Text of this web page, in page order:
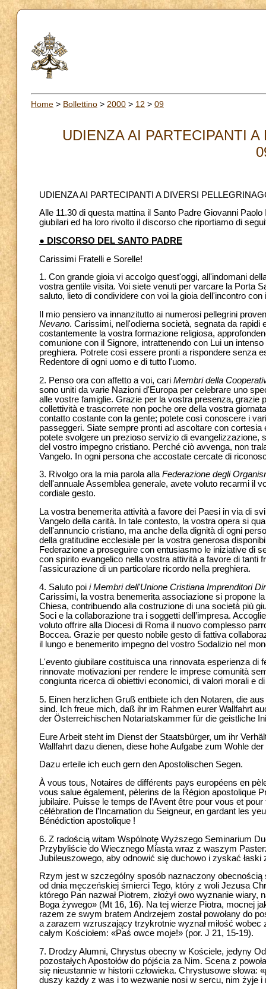
Home > Bollettino > 2000 > 12 > 09
UDIENZA AI PARTECIPANTI
UDIENZA AI PARTECIPANTI A DIVERSI
Alle 11.30 di questa mattina il Santo Padre Giovanni
giubilari ed ha loro rivolto il discorso che riportiamo di
● DISCORSO DEL SANTO PADRE
Carissimi Fratelli e Sorelle!
1. Con grande gioia vi accolgo quest'oggi, all'indomani
vostra gentile visita. Voi siete venuti per varcare la Porta
saluto, lieto di condividere con voi la gioia dell'incontro con
Il mio pensiero va innanzitutto ai numerosi pellegrini
Nevano. Carissimi, nell'odierna società, segnata da
costantemente la vostra formazione religiosa,
comunione con il Signore, intrattenendo con Lui un
preghiera. Potrete così essere pronti a rispondere senza
Redentore di ogni uomo e di tutto l'uomo.
2. Penso ora con affetto a voi, cari Membri della
sono uniti da varie Nazioni d'Europa per celebrare uno
alle vostre famiglie. Grazie per la vostra presenza, grazie
collettività e trascorrete non poche ore della vostra
contatto costante con la gente; potete così conoscere i
passeggeri. Siate sempre pronti ad ascoltare con
potete svolgere un prezioso servizio di evangelizzazione,
del vostro impegno cristiano. Perché ciò avvenga, non
Vangelo. In ogni persona che accostate cercate di
3. Rivolgo ora la mia parola allaFederazione degli
dell'annuale Assemblea generale, avete voluto recarmi il
cordiale gesto.
La vostra benemerita attività a favore dei Paesi in via di
Vangelo della carità. In tale contesto, la vostra opera si
dell'annuncio cristiano, ma anche della dignità di ogni
della gratitudine ecclesiale per la vostra generosa
Federazione a proseguire con entusiasmo le iniziative di
con spirito evangelico nella vostra attività a favore di tanti
l'assicurazione di un particolare ricordo nella preghiera.
4. Saluto poi i Membri dell'Unione Cristiana Imprenditori
Carissimi, la vostra benemerita associazione si propone
Chiesa, contribuendo alla costruzione di una società più
Soci e la collaborazione tra i soggetti dell’impresa.
voluto offrire alla Diocesi di Roma il nuovo complesso
Boccea. Grazie per questo nobile gesto di fattiva
il lungo e benemerito impegno del vostro Sodalizio nel
L'evento giubilare costituisca una rinnovata esperienza
rinnovate motivazioni per rendere le imprese comunità
congiunta ricerca di obiettivi economici, di valori morali e
5. Einen herzlichen Gruß entbiete ich den Notaren, die
sind. Ich freue mich, daß ihr im Rahmen eurer Wallfahrt
der Österreichischen Notariatskammer für die geistliche
Eure Arbeit steht im Dienst der Staatsbürger, um ihr
Wallfahrt dazu dienen, diese hohe Aufgabe zum Wohle
Dazu erteile ich euch gern den Apostolischen Segen.
À vous tous, Notaires de différents pays européens en
vous salue également, pèlerins de la Région apostolique
jubilaire. Puisse le temps de l’Avent être pour vous et
célébration de l’Incarnation du Seigneur, en gardant les
Bénédiction apostolique !
6. Z radością witam Wspólnotę Wyższego Seminarium
Przybyliście do Wiecznego Miasta wraz z waszym
Jubileuszowego, aby odnowić się duchowo i zyskać
Rzym jest w szczególny sposób naznaczony obecnością
od dnia męczeńskiej śmierci Tego, który z woli Jezusa
którego Pan nazwał Piotrem, złożył owo wyznanie
Boga żywego» (Mt 16, 16). Na tej wierze Piotra, mocnej
razem ze swym bratem Andrzejem został powołany do
a zarazem wzruszający trzykrotnie wyznał miłość
całym Kościołem: «Paś owce moje!» (por. J 21, 15-19).
7. Drodzy Alumni, Chrystus obecny w Kościele, jedyny
pozostałych Apostołów do pójścia za Nim. Scena z
się nieustannie w historii człowieka. Chrystusowe słowa:
duszy każdy z was i to wezwanie nosi w sercu, nim żyje i